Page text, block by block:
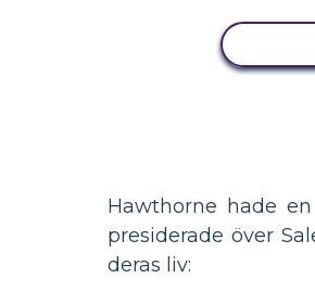
Hawthorne hade
presiderade över
deras liv: